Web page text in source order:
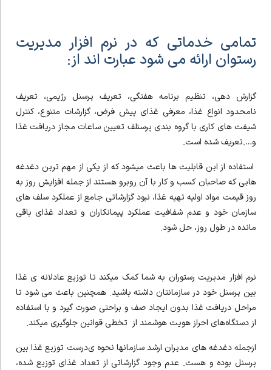
تمامی خدماتی که در نرم افزار مدیریت
رستوان ارائه می شود عبارت اند از:
گزارش دهی، تنظیم برنامه هفتگی، تعریف پرسنل رژیمی، تعریف
نامحدود انواع غذا، معرفی غذای پیش فرض، گزارشات متنوع، کنترل
شیفت های کاری با گروه بندی پرسنلف تعیین ساعات مجاز دریافت غذا
و….تعریف شده است.
استفاده از این قابلیت ها باعث میشود که از یکی از مهم ترین دغدغه
هایی که صاحبان کسب و کار با آن روبرو هستند از جمله افزایش روز به
روز قیمت مواد اولیه تهیه غذا، نبود گزارشاتی جامع از عملکرد سلف های
سازمان خود و عدم شفافیت عملکرد پیمانکاران و تعداد غذای باقی
مانده در طول روز، حل شود.
نرم افزار مدیریت رستوران به شما کمک میکند تا توزیع عادلانه ی غذا
بین پرسنل خود در سازمانتان داشته باشید. همچنین باعث می شود تا
مراحل دریافت غذا بدون ایجاد صف و براحتی صورت گیرد و با استفاده
از دستگاه‌های احراز هویت هوشمند از تخطی قوانین جلوگیری میکند.
ازجمله دغدغه های مدیران ارشد سازمانها نحوه ی‌درست توزیع غذا بین
پرسنل بوده و هست. عدم وجود گزارشاتی از تعداد غذای توزیع شده،